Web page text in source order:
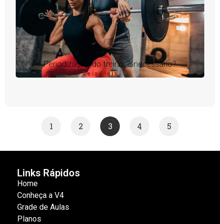
Periodização do treino: é necessário?
Leia Mais
1 2 3 4 5
Links Rápidos
Home
Conheça a V4
Grade de Aulas
Planos